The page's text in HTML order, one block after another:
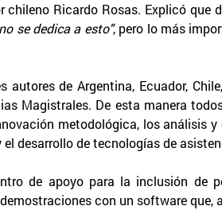
chileno Ricardo Rosas. Explicó que
se dedica a esto", pero lo más
de Argentina, Ecuador,
Magistrales. De esta manera
metodológica, los análisis y
desarrollo de tecnologías de
de apoyo para la inclusión de
con un software que,